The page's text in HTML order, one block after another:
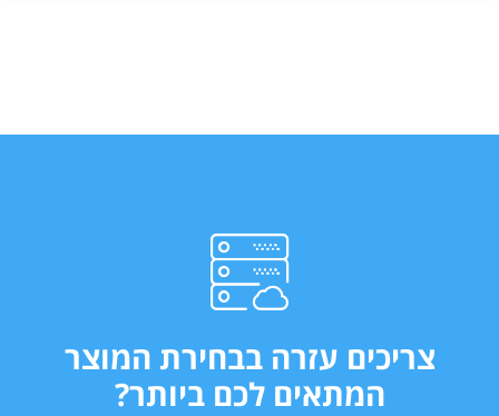
צריכים עזרה בבחירת המוצר
המתאים לכם ביותר?